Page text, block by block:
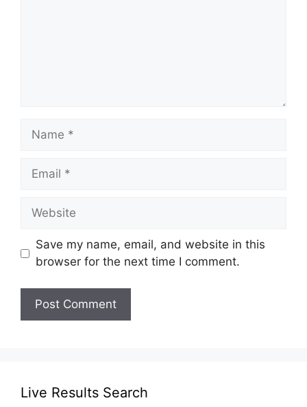
Name
Email
Website
Save my name, email, and website in this
browser for the next time I comment.
Live Results Search